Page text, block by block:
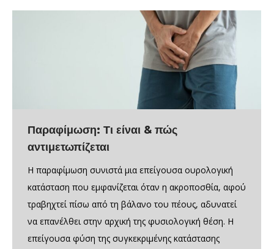
Παραφίμωση: Τι είναι & πώς
αντιμετωπίζεται
Η παραφίμωση συνιστά μια επείγουσα ουρολογική
κατάσταση που εμφανίζεται όταν η ακροποσθία, αφού
τραβηχτεί πίσω από τη βάλανο του πέους, αδυνατεί
να επανέλθει στην αρχική της φυσιολογική θέση. Η
επείγουσα φύση της συγκεκριμένης κατάστασης